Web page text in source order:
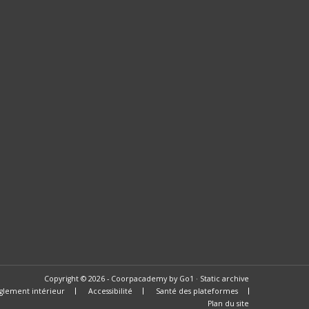
Copyright © 2026 - Coorpacademy by Go1 · Static archive
intérieur Accessibilité
Santé des plateformes
Plan du site